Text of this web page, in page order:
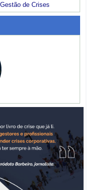
de Crises